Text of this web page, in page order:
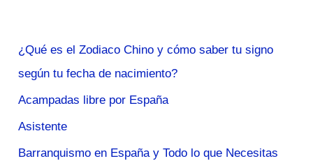
¿Qué es el Zodiaco Chino y cómo saber tu signo
según tu fecha de nacimiento?
Acampadas libre por España
Asistente
Barranquismo en España y Todo lo que Necesitas